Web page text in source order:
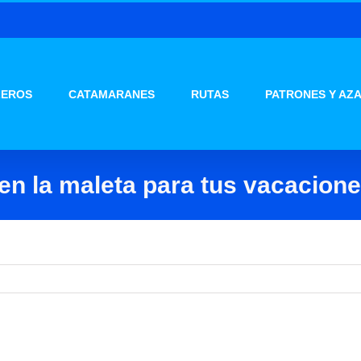
CATAMARANES RUTAS PATRONES Y
la maleta para tus